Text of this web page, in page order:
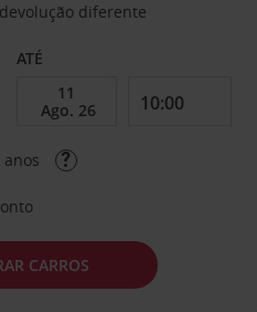
diferente
ATÉ
CARROS